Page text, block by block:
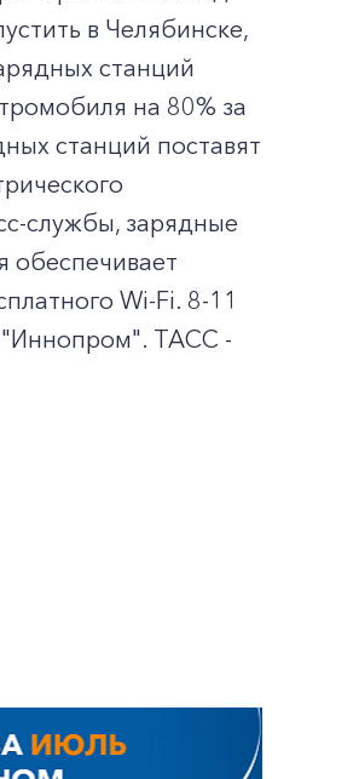
в Челябинске,
станций
на 80% за
станций поставят
службы, зарядные
обеспечивает
Wi-Fi. 8-11
"Иннопром". ТАСС -